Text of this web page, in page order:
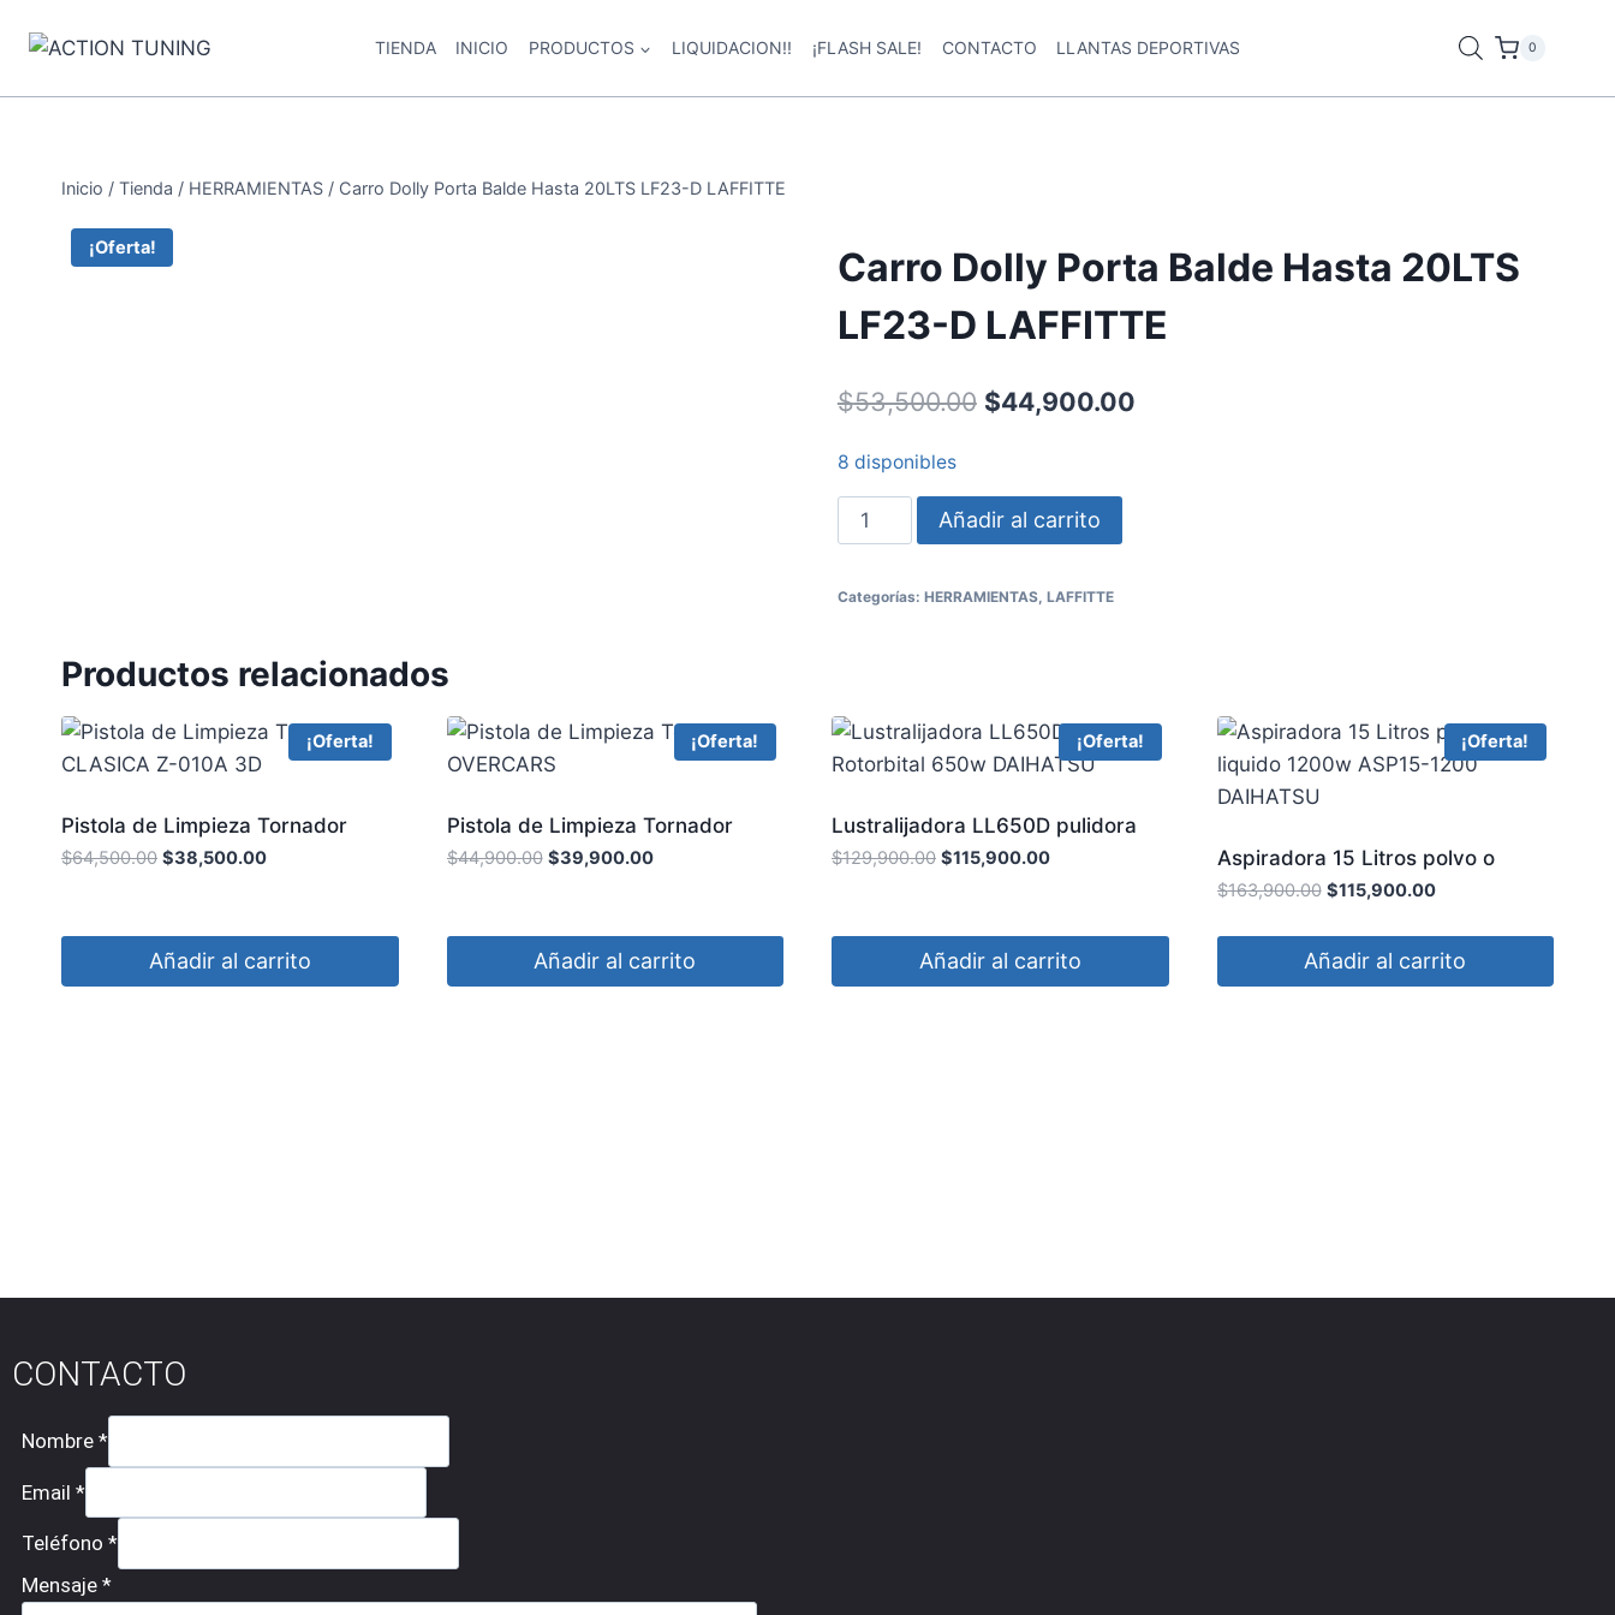
TIENDA INICIO PRODUCTOS LIQUIDACION!! ¡FLASH SALE! CONTACTO LLANTAS DEPORTIVAS 0
Inicio / Tienda / HERRAMIENTAS / Carro Dolly Porta Balde Hasta 20LTS LF23-D LAFFITTE
¡Oferta!
Carro Dolly Porta Balde Hasta 20LTS
LF23-D LAFFITTE
$53,500.00 $44,900.00
8 disponibles
Añadir al carrito
Categorías: HERRAMIENTAS, LAFFITTE
Productos relacionados
¡Oferta!
Pistola de Limpieza Tornador
CLASICA Z-010A 3D
$64,500.00 $38,500.00
Añadir al carrito
¡Oferta!
Pistola de Limpieza Tornador
OVERCARS
$44,900.00 $39,900.00
Añadir al carrito
¡Oferta!
Lustralijadora LL650D pulidora
Rotorbital 650w DAIHATSU
$129,900.00 $115,900.00
Añadir al carrito
¡Oferta!
Aspiradora 15 Litros polvo o
liquido 1200w ASP15-1200
$163,900.00 $115,900.00
Añadir al carrito
CONTACTO
Nombre *
Email *
Teléfono *
Mensaje *